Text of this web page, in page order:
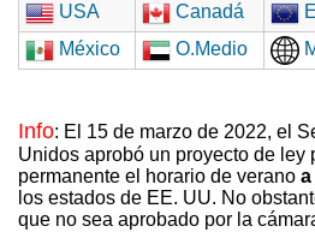
USA Canadá
México
O.Medio
Info: El 15 de marzo de 2022, el
Unidos aprobó un proyecto de ley
permanente el horario de verano a
los estados de EE. UU. No
que no sea aprobado por la